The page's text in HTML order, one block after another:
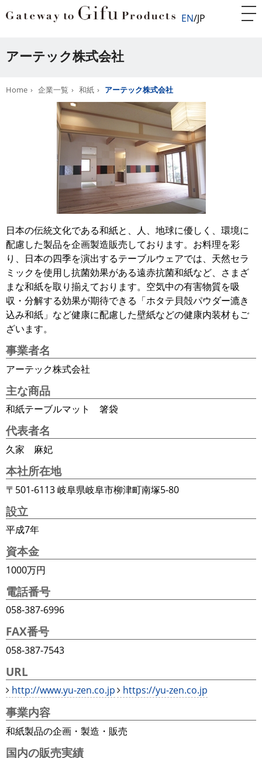
EN JP
アーテック株式会社
Home 企業一覧 和紙 アーテック株式会社
日本の伝統文化である和紙と、人、地球に優しく、環境に
配慮した製品を企画製造販売しております。お料理を彩
り、日本の四季を演出するテーブルウェアでは、天然セラ
ミックを使用し抗菌効果がある遠赤抗菌和紙など、さまざ
まな和紙を取り揃えております。空気中の有害物質を吸
収・分解する効果が期待できる「ホタテ貝殻パウダー漉き
込み和紙」など健康に配慮した壁紙などの健康内装材もご
ざいます。
事業者名
アーテック株式会社
主な商品
和紙テーブルマット 箸袋
代表者名
久家 麻妃
本社所在地
〒501-6113 岐阜県岐阜市柳津町南塚5-80
設立
平成7年
資本金
1000万円
電話番号
058-387-6996
FAX番号
058-387-7543
URL
http://www.yu-zen.co.jp https://yu-zen.co.jp
事業内容
和紙製品の企画・製造・販売
国内の販売実績